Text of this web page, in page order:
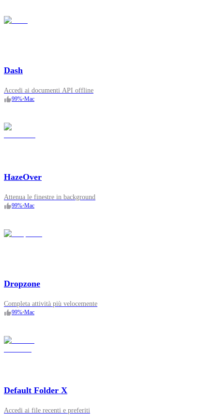
Dash
Accedi ai documenti API offline
99%•Mac
HazeOver
Attenua le finestre in background
99%•Mac
Dropzone
Completa attività più velocemente
99%•Mac
Default Folder X
Accedi ai file recenti e preferiti